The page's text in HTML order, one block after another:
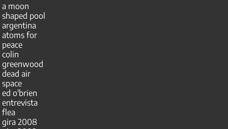
a moon
shaped pool
argentina
atoms for
peace
colin
greenwood
dead air
space
ed o'brien
entrevista
flea
gira 2008